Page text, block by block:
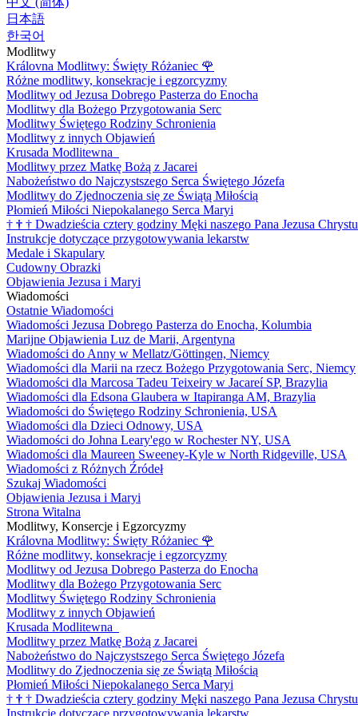
日本語
한국어
Modlitwy
Královna Modlitwy: Święty Różaniec 🌹
Różne modlitwy, konsekracje i egzorcyzmy
Modlitwy od Jezusa Dobrego Pasterza do Enocha
Modlitwy dla Bożego Przygotowania Serc
Modlitwy Świętego Rodziny Schronienia
Modlitwy z innych Objawień
Krusada Modlitewna
Modlitwy przez Matkę Bożą z Jacarei
Nabożeństwo do Najczystszego Serca Świętego Józefa
Modlitwy do Zjednoczenia się ze Świątą Miłością
Płomień Miłości Niepokalanego Serca Maryi
† † † Dwadzieścia cztery godziny Męki naszego Pana Jezusa
Instrukcje dotyczące przygotowywania lekarstw
Medale i Skapulary
Cudowny Obrazki
Objawienia Jezusa i Maryi
Wiadomości
Ostatnie Wiadomości
Wiadomości Jezusa Dobrego Pasterza do Enocha, Kolumbia
Marijne Objawienia Luz de Marii, Argentyna
Wiadomości do Anny w Mellatz/Göttingen, Niemcy
Wiadomości dla Marii na rzecz Bożego Przygotowania Serc, Niemcy
Wiadomości dla Marcosa Tadeu Teixeiry w Jacareí SP, Brazylia
Wiadomości dla Edsona Glaubera w Itapiranga AM, Brazylia
Wiadomości do Świętego Rodziny Schronienia, USA
Wiadomości dla Dzieci Odnowy, USA
Wiadomości do Johna Leary'ego w Rochester NY, USA
Wiadomości dla Maureen Sweeney-Kyle w North Ridgeville, USA
Wiadomości z Różnych Źródeł
Szukaj Wiadomości
Objawienia Jezusa i Maryi
Strona Witalna
Modlitwy, Konsercje i Egzorcyzmy
Královna Modlitwy: Święty Różaniec 🌹
Różne modlitwy, konsekracje i egzorcyzmy
Modlitwy od Jezusa Dobrego Pasterza do Enocha
Modlitwy dla Bożego Przygotowania Serc
Modlitwy Świętego Rodziny Schronienia
Modlitwy z innych Objawień
Krusada Modlitewna
Modlitwy przez Matkę Bożą z Jacarei
Nabożeństwo do Najczystszego Serca Świętego Józefa
Modlitwy do Zjednoczenia się ze Świątą Miłością
Płomień Miłości Niepokalanego Serca Maryi
† † † Dwadzieścia cztery godziny Męki naszego Pana Jezusa
Instrukcje dotyczące przygotowywania lekarstw